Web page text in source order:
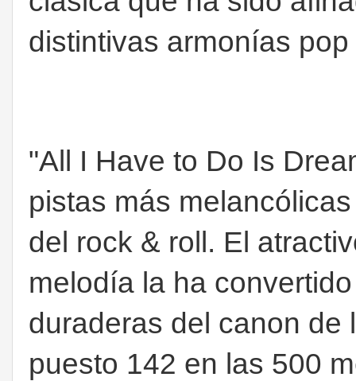
distintivas armonías
"All I Have to Do Is
pistas más
del rock & roll. El
melodía la ha
duraderas del canon de
puesto 142 en las 500